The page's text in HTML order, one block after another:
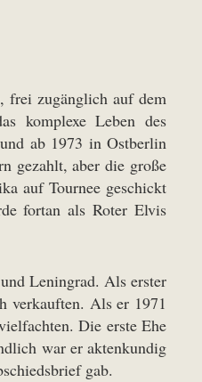
frei zugänglich auf dem
komplexe Leben des
ab 1973 in Ostberlin
gezahlt, aber die große
auf Tournee geschickt
fortan als Roter Elvis
Leningrad. Als erster
verkauften. Als er 1971
Die erste Ehe
war er aktenkundig
gab.